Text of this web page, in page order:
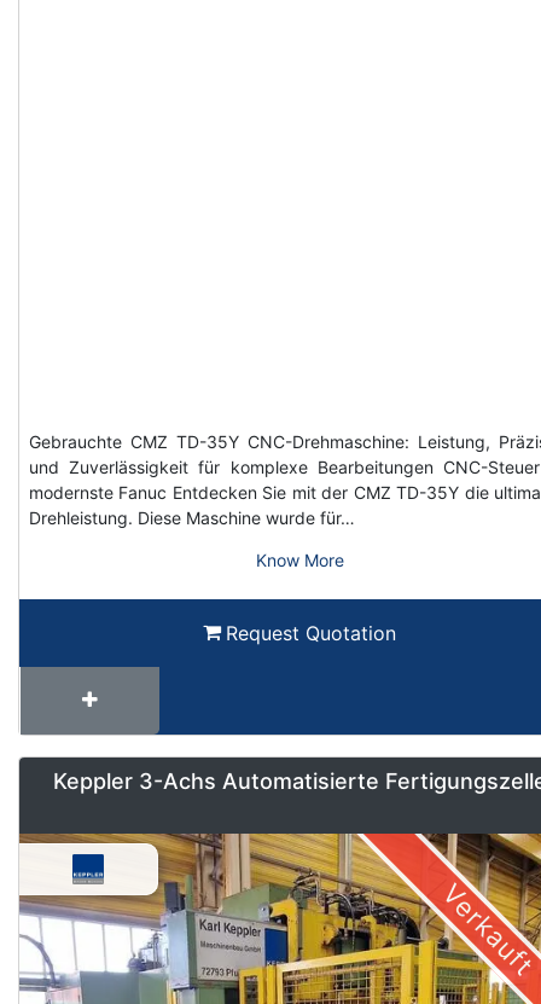
Gebrauchte CMZ TD-35Y CNC-Drehmaschine: Leistung,
und Zuverlässigkeit für komplexe Bearbeitungen CNC-
modernste Fanuc Entdecken Sie mit der CMZ TD-35Y die
Drehleistung. Diese Maschine wurde für…
Know More
Request Quotation
Keppler 3-Achs Automatisierte
Verkauft